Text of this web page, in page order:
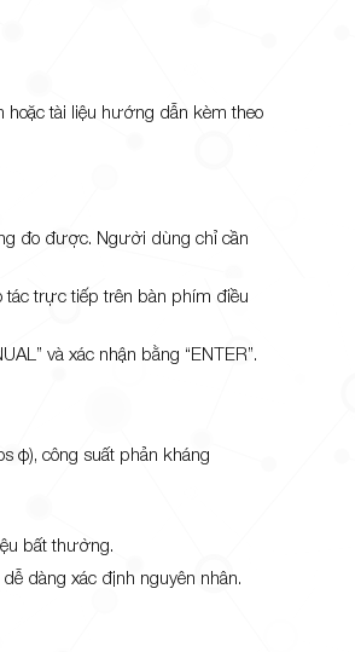
tài liệu hướng dẫn kèm theo
đo được. Người dùng chỉ cần
trực tiếp trên bàn phím điều
và xác nhận bằng “ENTER”.
φ), công suất phản kháng
bất thường.
dàng xác định nguyên nhân.